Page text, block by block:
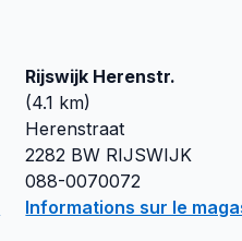
Rijswijk Herenstr.
(4.1 km)
Herenstraat
2282 BW RIJSWIJK
088-0070072
Informations sur le